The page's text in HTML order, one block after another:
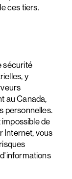
ces tiers.
sécurité
y
au Canada,
personnelles.
de
Internet, vous